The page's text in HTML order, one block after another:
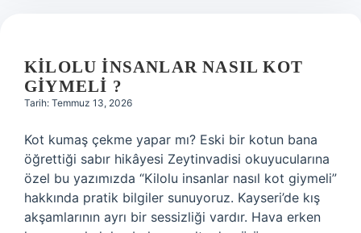
KILOLU INSANLAR NASIL KOT
GIYMELI ?
Tarih: Temmuz 13, 2026
Kot kumaş çekme yapar mı? Eski bir kotun bana
öğrettiği sabır hikâyesi Zeytinvadisi okuyucularına
özel bu yazımızda “Kilolu insanlar nasıl kot giymeli”
hakkında pratik bilgiler sunuyoruz. Kayseri’de kış
akşamlarının ayrı bir sessizliği vardır. Hava erken